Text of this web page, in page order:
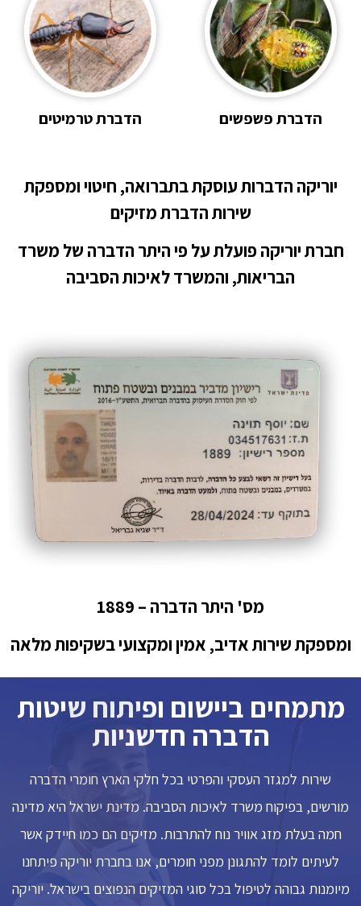
הדברת פשפשים הדברת טרמיטים
יוריקה הדברות עוסקת בתברואה, חיטוי ומספקת
שירות הדברת מזיקים
חברת יוריקה פועלת על פי היתר הדברה של משרד
הבריאות, והמשרד לאיכות הסביבה
מס' היתר הדברה – 1889
ומספקת שירות אדיב, אמין ומקצועי בשקיפות מלאה
מתמחים ביישום ופיתוח שיטות
הדברה חדשניות
שירות למגזר העסקי והפרטי בכל חלקי הארץ חומרי הדברה
מורשים, בפיקוח משרד לאיכות הסביבה. מדינת ישראל היא מדינה
חמה בעלת מזג אוויר נוח להתרבות. מזיקים הם כמו חיידק אשר
לעיתים לומד להתגונן מפני חומרים, אנו בחברת יוריקה פיתחנו
מיומנות גבוהה לטיפול בכל סוגי המזיקים הנפוצים בישראל. יוריקה